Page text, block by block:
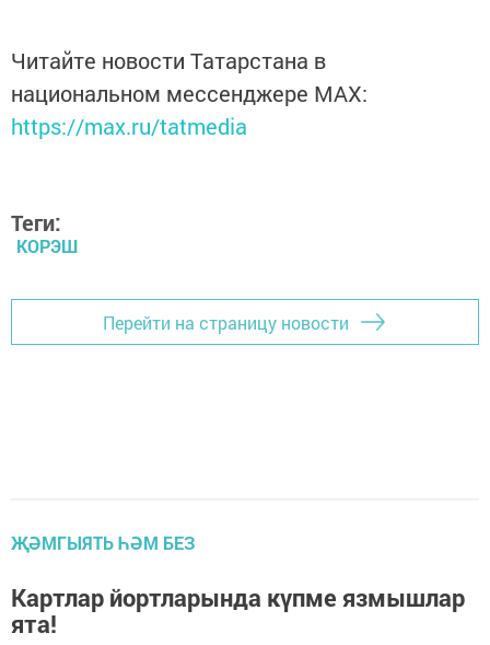
Читайте новости Татарстана в
национальном мессенджере MАХ:
https://max.ru/tatmedia
Теги:
КОРЭШ
Перейти на страницу новости
ҖӘМГЫЯТЬ ҺӘМ БЕЗ
Картлар йортларында күпме язмышлар
ята!